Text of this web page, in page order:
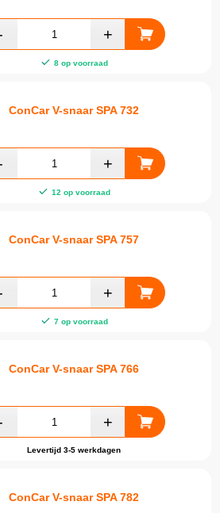
8 op voorraad
ConCar V-snaar SPA 732
12 op voorraad
ConCar V-snaar SPA 757
7 op voorraad
ConCar V-snaar SPA 766
Levertijd 3-5 werkdagen
ConCar V-snaar SPA 782